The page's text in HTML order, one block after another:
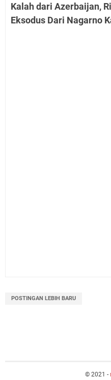
Kalah dari Azerbaijan,
Eksodus Dari Nagarno
POSTINGAN LEBIH BARU
© 2021 -